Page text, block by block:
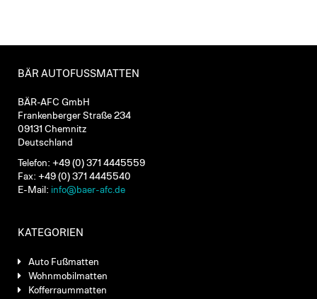
BÄR AUTOFUSSMATTEN
BÄR-AFC GmbH
Frankenberger Straße 234
09131 Chemnitz
Deutschland
Telefon: +49 (0) 371 4445559
Fax: +49 (0) 371 4445540
E-Mail: info@baer-afc.de
KATEGORIEN
Auto Fußmatten
Wohnmobilmatten
Kofferraummatten